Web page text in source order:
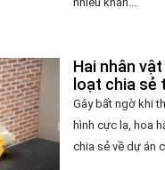
Hai nhân
loạt chia sẻ
Gây bất ngờ khi
hình cực lạ, hoa
chia sẻ về dự án